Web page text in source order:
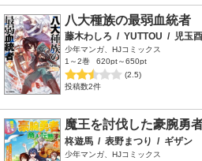
八大種族の最弱血統者
藤木わしろ / YUTTOU / 児玉酉
少年マンガ、HJコミックス
1～2巻
620pt～650pt
(2.5)
投稿数2件
魔王を討伐した豪腕勇
柊遊馬 / 表野まつり / ギザン
少年マンガ、HJコミックス